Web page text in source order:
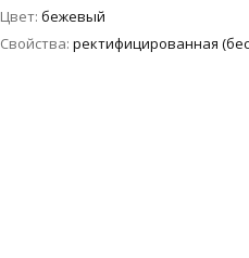
Цвет бежевый
Свойства ректифицированная